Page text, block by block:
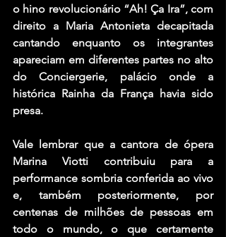
o hino revolucionário “Ah! Ça Ira”, com
direito a Maria Antonieta decapitada
cantando enquanto os integrantes
apareciam em diferentes partes no alto
do Conciergerie, palácio onde a
histórica Rainha da França havia sido
presa.
Vale lembrar que a cantora de ópera
Marina Viotti contribuiu para a
performance sombria conferida ao vivo
e, também posteriormente, por
centenas de milhões de pessoas em
todo o mundo, o que certamente